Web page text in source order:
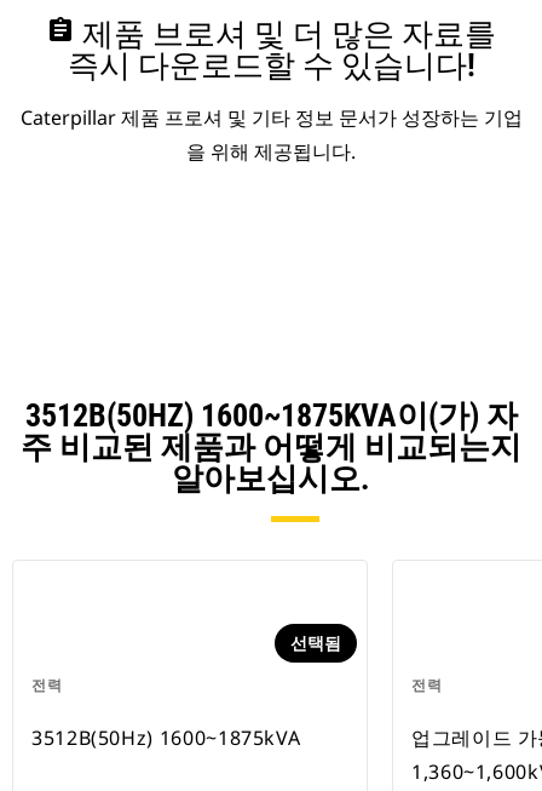
assignment 제품 브로셔 및 더 많은 자료를
즉시 다운로드할 수 있습니다!
Caterpillar 제품 프로셔 및 기타 정보 문서가 성장하는 기업
을 위해 제공됩니다.
3512B(50HZ) 1600~1875KVA이(가) 자
주 비교된 제품과 어떻게 비교되는지
알아보십시오.
전력
선택됨
3512B(50Hz) 1600~1875kVA
전력
업그레이드